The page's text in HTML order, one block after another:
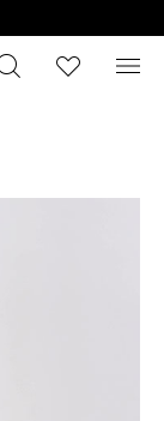
搜索 心愿清
菜